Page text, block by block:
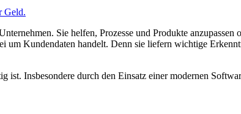
Sie helfen, Prozesse und Produkte anzupassen
Kundendaten handelt. Denn sie liefern wichtige
ist. Insbesondere durch den Einsatz einer modernen